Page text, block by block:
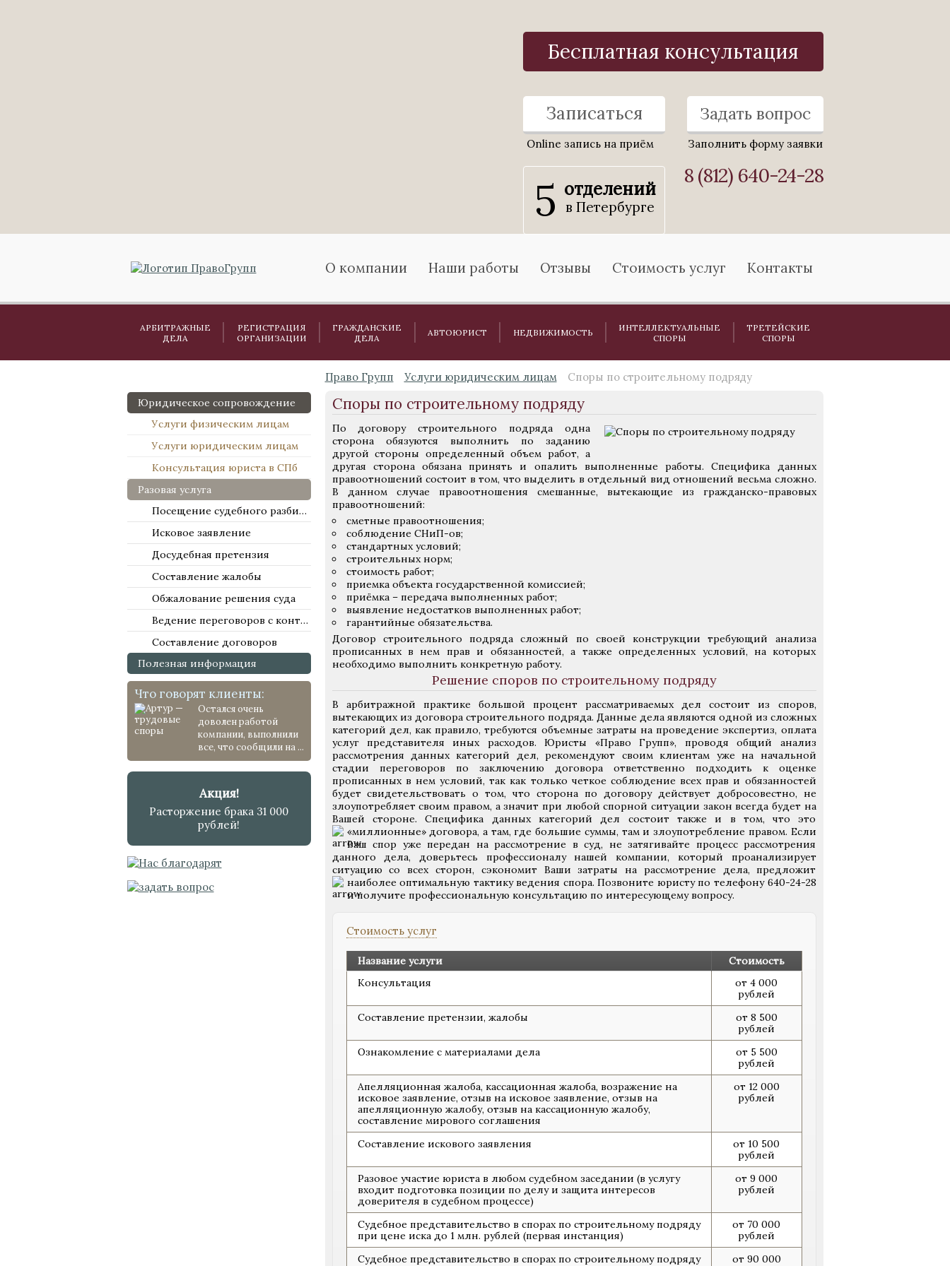
Бесплатная консультация
Записаться
Online запись на приём
Задать вопрос
Заполнить форму заявки
5 отделений
в Петербурге
8 (812) 640-24-28
О компании Наши работы Отзывы Стоимость услуг Контакты
АРБИТРАЖНЫЕ
ДЕЛА
РЕГИСТРАЦИЯ
ОРГАНИЗАЦИИ
ГРАЖДАНСКИЕ
ДЕЛА
АВТОЮРИСТ НЕДВИЖИМОСТЬ
ИНТЕЛЛЕКТУАЛЬНЫЕ
СПОРЫ
ТРЕТЕЙСКИЕ
СПОРЫ
Юридическое сопровождение
Услуги физическим лицам
Услуги юридическим лицам
Консультация юриста в СПб
Разовая услуга
Посещение судебного разбирательства
Исковое заявление
Досудебная претензия
Составление жалобы
Обжалование решения суда
Ведение переговоров с контрагентами
Составление договоров
Полезная информация
Что говорят клиенты:
Остался очень
доволен работой
компании, выполнили
все, что сообщили на ...
Акция!
Расторжение брака 31 000
рублей!
Право Групп Услуги юридическим лицам Споры по строительному подряду
Споры по строительному подряду
По договору строительного подряда одна
сторона обязуются выполнить по заданию
другой стороны определенный объем работ, а
другая сторона обязана принять и опалить выполненные работы. Специфика данных
правоотношений состоит в том, что выделить в отдельный вид отношений весьма сложно.
В данном случае правоотношения смешанные, вытекающие из гражданско-правовых
правоотношений:
сметные правоотношения;
соблюдение СНиП-ов;
стандартных условий;
строительных норм;
стоимость работ;
приемка объекта государственной комиссией;
приёмка – передача выполненных работ;
выявление недостатков выполненных работ;
гарантийные обязательства.
Договор строительного подряда сложный по своей конструкции требующий анализа
прописанных в нем прав и обязанностей, а также определенных условий, на которых
необходимо выполнить конкретную работу.
Решение споров по строительному подряду
В арбитражной практике большой процент рассматриваемых дел состоит из споров,
вытекающих из договора строительного подряда. Данные дела являются одной из сложных
категорий дел, как правило, требуются объемные затраты на проведение экспертиз, оплата
услуг представителя иных расходов. Юристы «Право Групп», проводя общий анализ
рассмотрения данных категорий дел, рекомендуют своим клиентам уже на начальной
стадии переговоров по заключению договора ответственно подходить к оценке
прописанных в нем условий, так как только четкое соблюдение всех прав и обязанностей
будет свидетельствовать о том, что сторона по договору действует добросовестно, не
злоупотребляет своим правом, а значит при любой спорной ситуации закон всегда будет на
Вашей стороне. Специфика данных категорий дел состоит также и в том, что это
«миллионные» договора, а там, где большие суммы, там и злоупотребление правом. Если
Ваш спор уже передан на рассмотрение в суд, не затягивайте процесс рассмотрения
данного дела, доверьтесь профессионалу нашей компании, который проанализирует
ситуацию со всех сторон, сэкономит Ваши затраты на рассмотрение дела, предложит
наиболее оптимальную тактику ведения спора.Позвоните юристу по телефону 640-24-28
и получите профессиональную консультацию по интересующему вопросу.
Стоимость услуг
Название услуги
Стоимость
Консультация
от 4 000
рублей
Составление претензии, жалобы
от 8 500
рублей
Ознакомление с материалами дела
от 5 500
рублей
Апелляционная жалоба, кассационная жалоба, возражение на
исковое заявление, отзыв на исковое заявление, отзыв на
апелляционную жалобу, отзыв на кассационную жалобу,
составление мирового соглашения
от 12 000
рублей
Составление искового заявления
от 10 500
рублей
Разовое участие юриста в любом судебном заседании (в услугу
входит подготовка позиции по делу и защита интересов
доверителя в судебном процессе)
от 9 000
рублей
Судебное представительство в спорах по строительному подряду
при цене иска до 1 млн. рублей (первая инстанция)
от 70 000
рублей
Судебное представительство в спорах по строительному подряду
от 90 000